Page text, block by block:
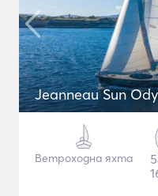
Jeanneau Sun
Ветроходна яхта